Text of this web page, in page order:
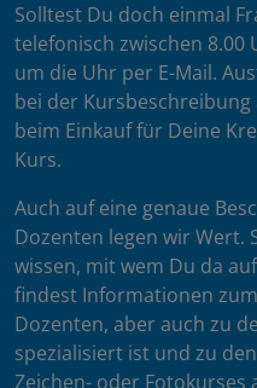
Solltest Du doch einmal
telefonisch zwischen
um die Uhr per E-Mail.
bei der
beim Einkauf für Deine
Kurs.
Auch auf eine genaue
Dozenten legen wir Wert.
wissen, mit wem Du da
findest Informationen
Dozenten, aber auch zu
spezialisiert ist und zu
Zeichen- oder